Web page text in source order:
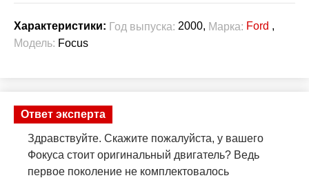
Характеристики: Год выпуска: 2000, Марка: Ford ,
Модель: Focus
Ответ эксперта
Здравствуйте. Скажите пожалуйста, у вашего
Фокуса стоит оригинальный двигатель? Ведь
первое поколение не комплектовалось